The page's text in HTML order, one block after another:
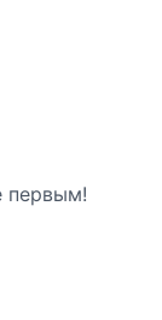
первым!